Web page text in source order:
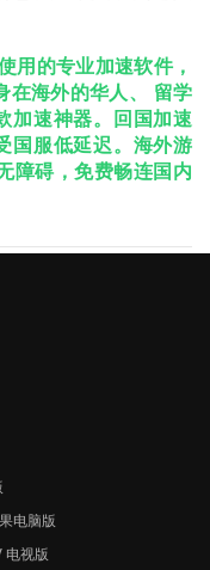
的专业加速软件，
海外的华⼈、 留学
加速神器。回国加速
国服低延迟。海外游
障碍，免费畅连国内
电脑版
电视版